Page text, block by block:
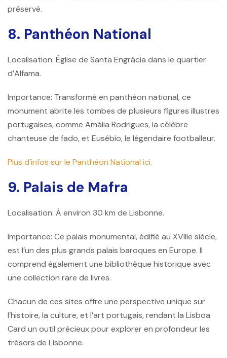
préservé.
8. Panthéon National
Localisation: Église de Santa Engrácia dans le quartier
d’Alfama.
Importance: Transformé en panthéon national, ce
monument abrite les tombes de plusieurs figures illustres
portugaises, comme Amália Rodrigues, la célèbre
chanteuse de fado, et Eusébio, le légendaire footballeur.
Plus d’infos sur le Panthéon National ici.
9. Palais de Mafra
Localisation: À environ 30 km de Lisbonne.
Importance: Ce palais monumental, édifié au XVIIIe siècle,
est l’un des plus grands palais baroques en Europe. Il
comprend également une bibliothèque historique avec
une collection rare de livres.
Chacun de ces sites offre une perspective unique sur
l’histoire, la culture, et l’art portugais, rendant la Lisboa
Card un outil précieux pour explorer en profondeur les
trésors de Lisbonne.